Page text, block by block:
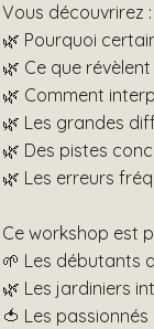
Vous découvrirez :
🌿 Pourquoi
🌿 Ce que
🌿 Comment
🌿 Les grandes
🌿 Des pistes
🌿 Les erreurs
Ce workshop est
🌱 Les débutants
🌿 Les jardiniers
🍅 Les